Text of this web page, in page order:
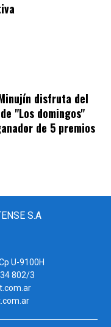
disfruta del
"Los domingos"
de 5 premios
S.A
U-9100H
802/3